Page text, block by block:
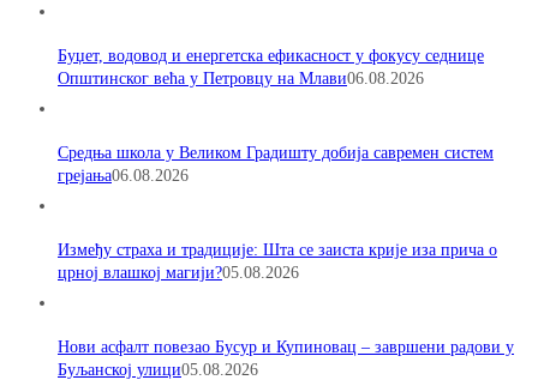
Буџет, водовод и енергетска ефикасност у фокусу седнице
Општинског већа у Петровцу на Млави06.08.2026
Средња школа у Великом Градишту добија савремен систем
грејања06.08.2026
Између страха и традиције: Шта се заиста крије иза прича о
црној влашкој магији?05.08.2026
Нови асфалт повезао Бусур и Купиновац – завршени радови у
Буљанској улици05.08.2026